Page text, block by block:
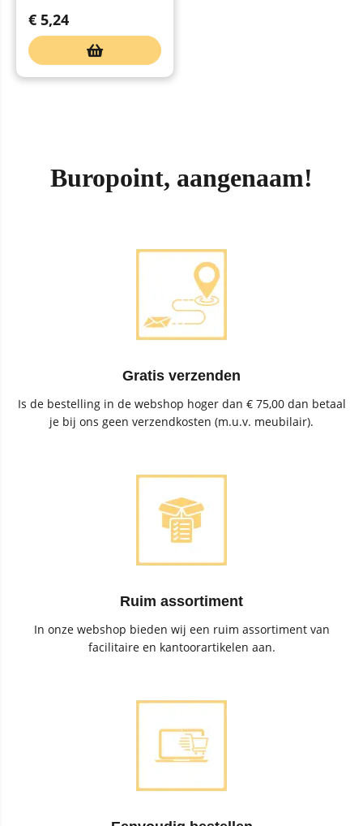
€ 5,24
Buropoint, aangenaam!
Gratis verzenden
Is de bestelling in de webshop hoger dan € 75,00 dan betaal
je bij ons geen verzendkosten (m.u.v. meubilair).
Ruim assortiment
In onze webshop bieden wij een ruim assortiment van
facilitaire en kantoorartikelen aan.